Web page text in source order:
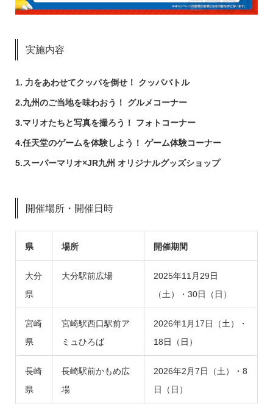
実施内容
1. 力をあわせてクッパを倒せ！ クッパバトル
2.九州のご当地を味わおう！ グルメコーナー
3.マリオたちと写真を撮ろう！ フォトコーナー
4.任天堂のゲームを体験しよう！ ゲーム体験コーナー
5.スーパーマリオ×JR九州 オリジナルグッズショップ
開催場所・開催日時
県 場所 開催期間
大分
県
大分駅前広場
2025年11月29日
（土）・30日（日）
宮崎
県
宮崎駅西口駅前ア
ミュひろば
2026年1月17日（土）・
18日（日）
長崎
県
長崎駅前かもめ広
場
2026年2月7日（土）・8
日（日）